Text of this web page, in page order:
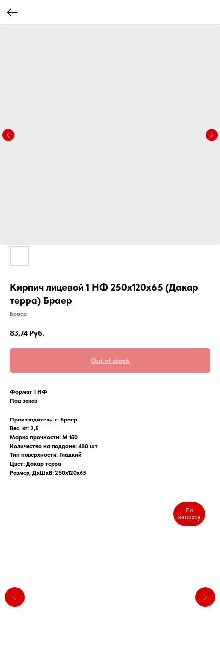
Кирпич лицевой 1 НФ 250х120х65 (Дакар
терра) Браер
Браер
83,74 Руб.
Out of stock
Формат 1 НФ
Под заказ
Производитель, г: Браер
Вес, кг: 2,5
Марка прочности: М 150
Количество на поддоне: 480 шт
Тип поверхности: Гладкий
Цвет: Дакар терра
Размер, ДхШхВ: 250х120х65
По
запросу